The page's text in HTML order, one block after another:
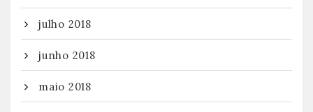
julho 2018
junho 2018
maio 2018